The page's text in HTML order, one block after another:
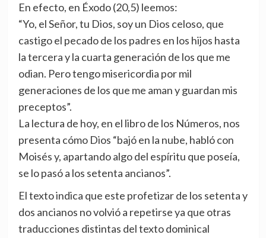
En efecto, en Éxodo (20,5) leemos:
“Yo, el Señor, tu Dios, soy un Dios celoso, que
castigo el pecado de los padres en los hijos hasta
la tercera y la cuarta generación de los que me
odian. Pero tengo misericordia por mil
generaciones de los que me aman y guardan mis
preceptos”.
La lectura de hoy, en el libro de los Números, nos
presenta cómo Dios “bajó en la nube, habló con
Moisés y, apartando algo del espíritu que poseía,
se lo pasó a los setenta ancianos”.
El texto indica que este profetizar de los setenta y
dos ancianos no volvió a repetirse ya que otras
traducciones distintas del texto dominical